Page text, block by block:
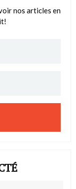
nos articles en